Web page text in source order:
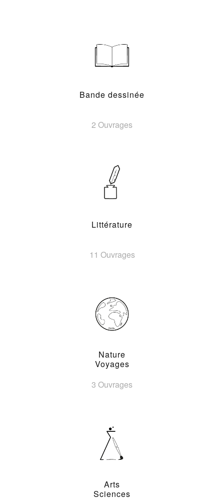
Bande dessinée
2 Ouvrages
Littérature
11 Ouvrages
Nature
Voyages
3 Ouvrages
Arts
Sciences